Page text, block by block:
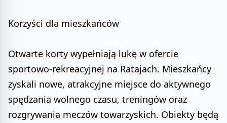
Korzyści dla mieszkańców
Otwarte korty wypełniają lukę w ofercie
sportowo-rekreacyjnej na Ratajach. Mieszkańcy
zyskali nowe, atrakcyjne miejsce do aktywnego
spędzania wolnego czasu, treningów oraz
rozgrywania meczów towarzyskich. Obiekty będą